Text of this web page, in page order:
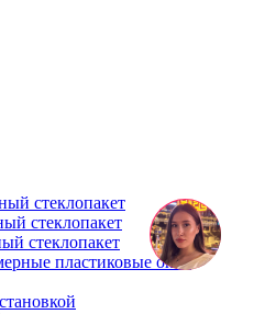
стеклопакет
стеклопакет
стеклопакет
пластиковые окна